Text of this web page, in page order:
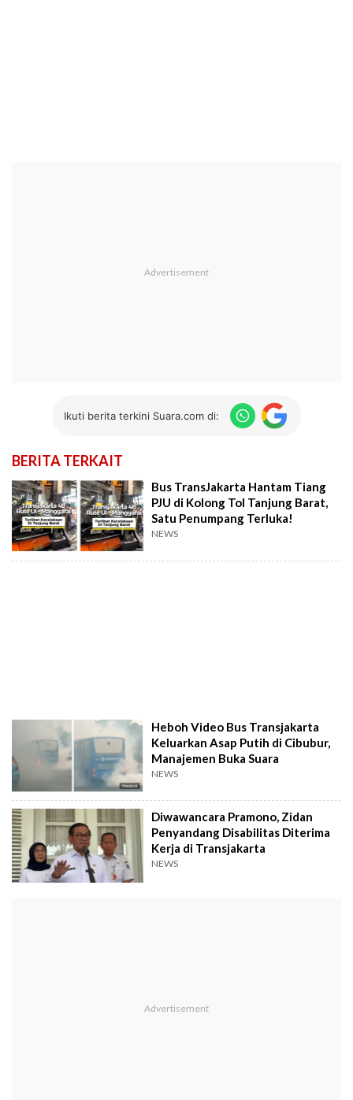
Ikuti berita terkini Suara.com di:
BERITA TERKAIT
Bus TransJakarta Hantam Tiang
PJU di Kolong Tol Tanjung Barat,
Satu Penumpang Terluka!
NEWS
Heboh Video Bus Transjakarta
Keluarkan Asap Putih di Cibubur,
Manajemen Buka Suara
NEWS
Diwawancara Pramono, Zidan
Penyandang Disabilitas Diterima
Kerja di Transjakarta
NEWS